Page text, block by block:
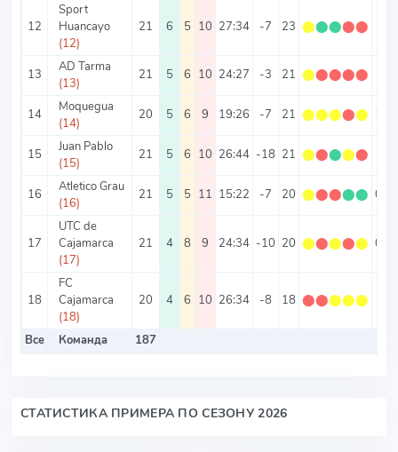
12
Sport
Huancayo
(12)
21 6 5 10 27:34 -7 23 ⬤⬤⬤⬤⬤
13
AD Tarma
(13)
21 5 6 10 24:27 -3 21 ⬤⬤⬤⬤⬤
14
Moquegua
(14)
20 5 6 9 19:26 -7 21 ⬤⬤⬤⬤⬤ 1.05
15
Juan Pablo
(15)
21 5 6 10 26:44 -18 21 ⬤⬤⬤⬤⬤
16
Atletico Grau
(16)
21 5 5 11 15:22 -7 20 ⬤⬤⬤⬤⬤ 0.95
17
UTC de
Cajamarca
(17)
21 4 8 9 24:34 -10 20 ⬤⬤⬤⬤⬤ 0.95
18
FC
Cajamarca
(18)
20 4 6 10 26:34 -8 18 ⬤⬤⬤⬤⬤
Все Команда 187
СТАТИСТИКА ПРИМЕРА ПО СЕЗОНУ 2026